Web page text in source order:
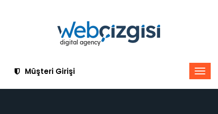
Müşteri Girişi